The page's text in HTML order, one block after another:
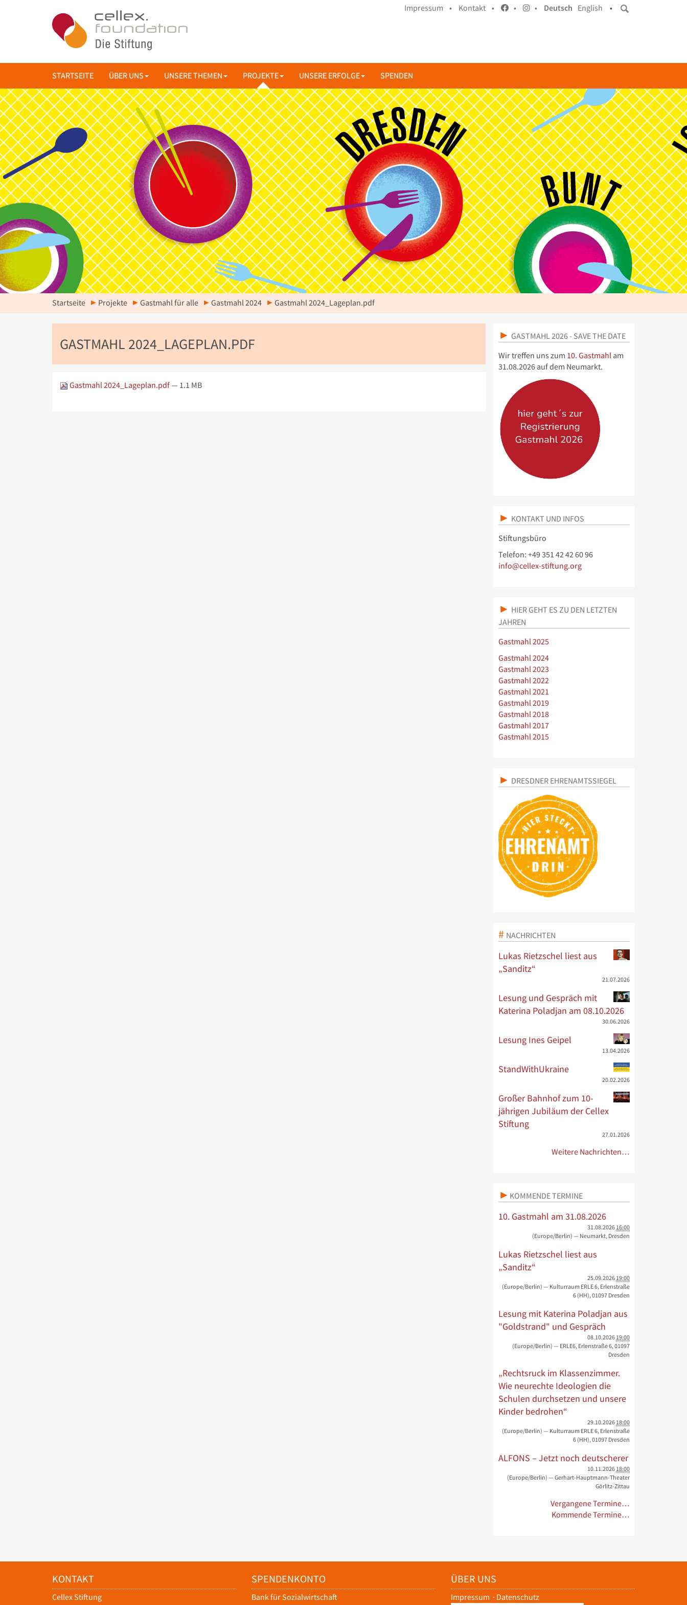
Impressum • Kontakt • • • Deutsch English •
STARTSEITE ÜBER UNS UNSERE THEMEN PROJEKTE UNSERE ERFOLGE SPENDEN
Startseite Projekte Gastmahl für alle Gastmahl 2024 Gastmahl 2024_Lageplan.pdf
GASTMAHL 2024_LAGEPLAN.PDF
Gastmahl 2024_Lageplan.pdf— 1.1 MB
GASTMAHL 2026 - SAVE THE DATE
Wir treffen uns zum 10. Gastmahlam
31.08.2026 auf dem Neumarkt.
KONTAKT UND INFOS
Stiftungsbüro
Telefon: +49 351 42 42 60 96
info@cellex-stiftung.org
HIER GEHT ES ZU DEN LETZTEN
JAHREN
Gastmahl 2025
Gastmahl 2024
Gastmahl 2023
Gastmahl 2022
Gastmahl 2021
Gastmahl 2019
Gastmahl 2018
Gastmahl 2017
Gastmahl 2015
DRESDNER EHRENAMTSSIEGEL
NACHRICHTEN
Lukas Rietzschel liest aus
„Sanditz“
21.07.2026
Lesung und Gespräch mit
Katerina Poladjan am 08.10.2026
30.06.2026
Lesung Ines Geipel
13.04.2026
StandWithUkraine
20.02.2026
Großer Bahnhof zum 10-
jährigen Jubiläum der Cellex
Stiftung
27.01.2026
Weitere Nachrichten…
KOMMENDE TERMINE
10. Gastmahl am 31.08.2026
31.08.2026 16:00
(Europe/Berlin) — Neumarkt, Dresden
Lukas Rietzschel liest aus
„Sanditz“
25.09.2026 19:00
(Europe/Berlin) — Kulturraum ERLE 6, Erlenstraße
6 (HH), 01097 Dresden
Lesung mit Katerina Poladjan aus
"Goldstrand" und Gespräch
08.10.2026 19:00
(Europe/Berlin) — ERLE6, Erlenstraße 6, 01097
Dresden
„Rechtsruck im Klassenzimmer.
Wie neurechte Ideologien die
Schulen durchsetzen und unsere
Kinder bedrohen“
29.10.2026 18:00
(Europe/Berlin) — Kulturraum ERLE 6, Erlenstraße
6 (HH), 01097 Dresden
ALFONS – Jetzt noch deutscherer
10.11.2026 18:00
(Europe/Berlin) — Gerhart-Hauptmann-Theater
Görlitz-Zittau
Vergangene Termine…
Kommende Termine…
KONTAKT
Cellex Stiftung
SPENDENKONTO
Bank für Sozialwirtschaft
ÜBER UNS
Impressum · Datenschutz